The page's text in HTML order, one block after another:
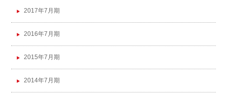
2017年7月期
2016年7月期
2015年7月期
2014年7月期